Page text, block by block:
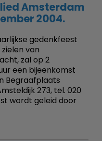
Amsterdam
2004.
gedenkfeest
van
zal op 2
een bijeenkomst
Begraafplaats
273, tel. 020
wordt geleid door